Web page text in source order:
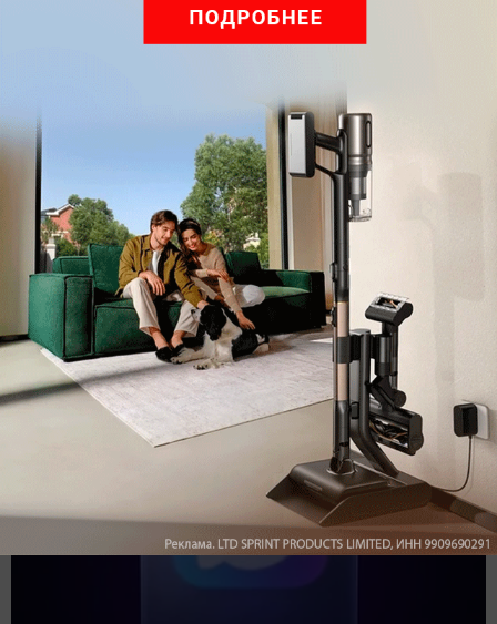
Подпишись на наш канал в мессенджере МАХ